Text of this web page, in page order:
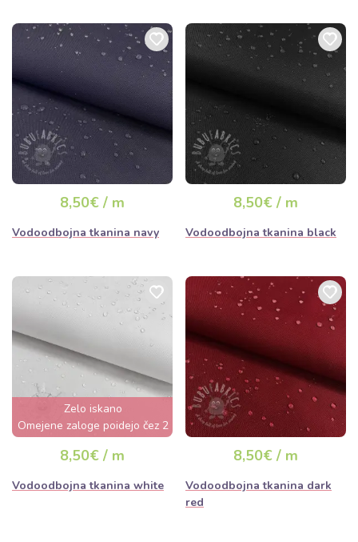
8,50€ / m
Vodoodbojna tkanina navy
8,50€ / m
Vodoodbojna tkanina black
Zelo iskano
Omejene zaloge poidejo čez 2
dni
8,50€ / m
Vodoodbojna tkanina white
8,50€ / m
Vodoodbojna tkanina dark
red